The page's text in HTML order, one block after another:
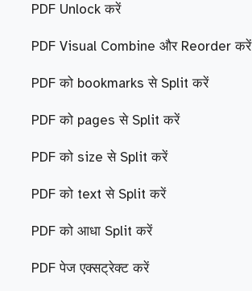
PDF Unlock करें
PDF Visual Combine और Reorder करें
PDF को bookmarks से Split करें
PDF को pages से Split करें
PDF को size से Split करें
PDF को text से Split करें
PDF को आधा Split करें
PDF पेज एक्सट्रेक्ट करें